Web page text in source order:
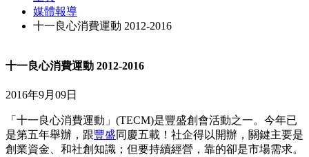
媒體報導
十一良心消費運動 2012-2016
十一良心消費運動 2012-2016
2016年9月09日
「十一良心消費運動」(TECM)是豐盛創會活動之一。今年已
是第五年舉辦，跟豐盛同慶五載！社企得以開辦，關鍵主要是
創業資金、和社創知識；但要持續經營，靠的卻是市場需求。